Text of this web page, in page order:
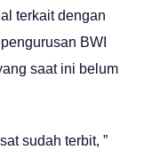
terkait dengan
BWI
saat ini belum
sudah terbit, ”